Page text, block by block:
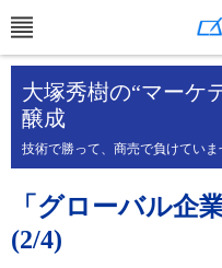
大塚秀樹の“マーケ
醸成
技術で勝って、商売で負けていま
「グローバル企
(2/4)